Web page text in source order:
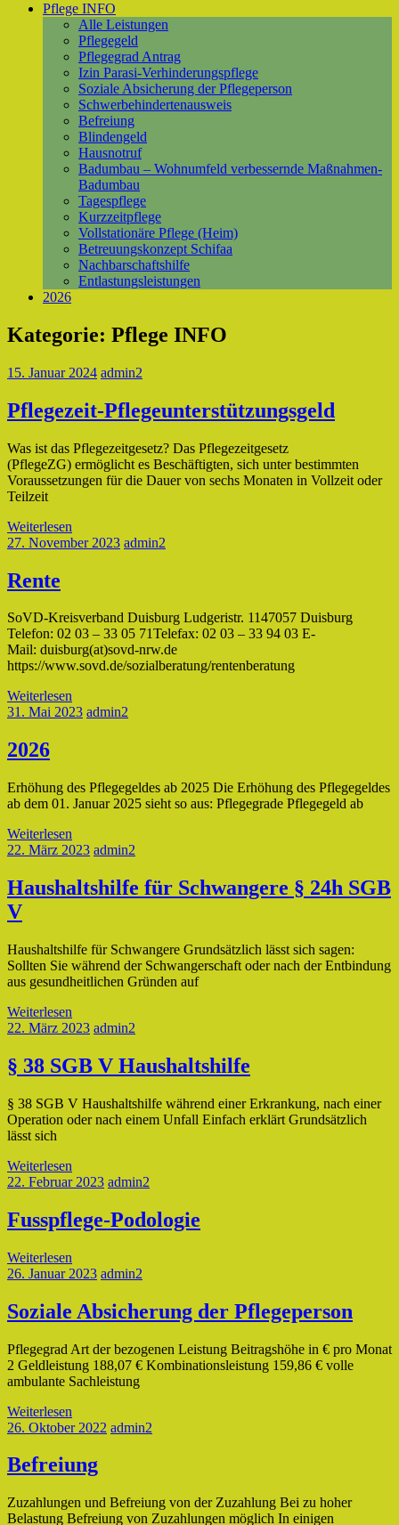
Pflege INFO
Alle Leistungen
Pflegegeld
Pflegegrad Antrag
Izin Parasi-Verhinderungspflege
Soziale Absicherung der Pflegeperson
Schwerbehindertenausweis
Befreiung
Blindengeld
Hausnotruf
Badumbau – Wohnumfeld verbessernde Maßnahmen-
Badumbau
Tagespflege
Kurzzeitpflege
Vollstationäre Pflege (Heim)
Betreuungskonzept Schifaa
Nachbarschaftshilfe
Entlastungsleistungen
2026
Kategorie: Pflege INFO
15. Januar 2024 admin2
Pflegezeit-Pflegeunterstützungsgeld
Was ist das Pflegezeitgesetz? Das Pflegezeitgesetz
(PflegeZG) ermöglicht es Beschäftigten, sich unter bestimmten
Voraussetzungen für die Dauer von sechs Monaten in Vollzeit oder
Teilzeit
Weiterlesen
27. November 2023 admin2
Rente
SoVD-Kreisverband Duisburg Ludgeristr. 1147057 Duisburg
Telefon: 02 03 – 33 05 71Telefax: 02 03 – 33 94 03 E-
Mail: duisburg(at)sovd-nrw.de
https://www.sovd.de/sozialberatung/rentenberatung
Weiterlesen
31. Mai 2023 admin2
2026
Erhöhung des Pflegegeldes ab 2025 Die Erhöhung des Pflegegeldes
ab dem 01. Januar 2025 sieht so aus: Pflegegrade Pflegegeld ab
Weiterlesen
22. März 2023 admin2
Haushaltshilfe für Schwangere § 24h SGB
V
Haushaltshilfe für Schwangere Grundsätzlich lässt sich sagen:
Sollten Sie während der Schwangerschaft oder nach der Entbindung
aus gesundheitlichen Gründen auf
Weiterlesen
22. März 2023 admin2
§ 38 SGB V Haushaltshilfe
§ 38 SGB V Haushaltshilfe während einer Erkrankung, nach einer
Operation oder nach einem Unfall Einfach erklärt Grundsätzlich
lässt sich
Weiterlesen
22. Februar 2023 admin2
Fusspflege-Podologie
Weiterlesen
26. Januar 2023 admin2
Soziale Absicherung der Pflegeperson
Pflegegrad Art der bezogenen Leistung Beitragshöhe in € pro Monat
2 Geldleistung 188,07 € Kombinationsleistung 159,86 € volle
ambulante Sachleistung
Weiterlesen
26. Oktober 2022 admin2
Befreiung
Zuzahlungen und Befreiung von der Zuzahlung Bei zu hoher
Belastung Befreiung von Zuzahlungen möglich In einigen